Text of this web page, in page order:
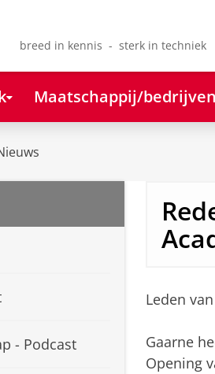
breed in kennis - sterk in techniek
Maatschappij/bedrijven
- Podcast
Leden
Gaarne
Opening